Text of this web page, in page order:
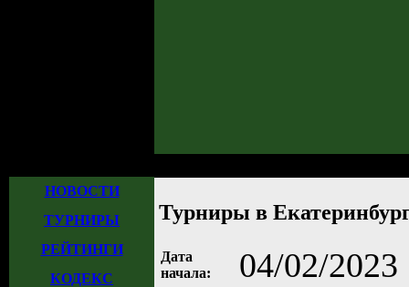
НОВОСТИ
ТУРНИРЫ
РЕЙТИНГИ
КОДЕКС
Турниры в
Дата
начала:
04/02/2023